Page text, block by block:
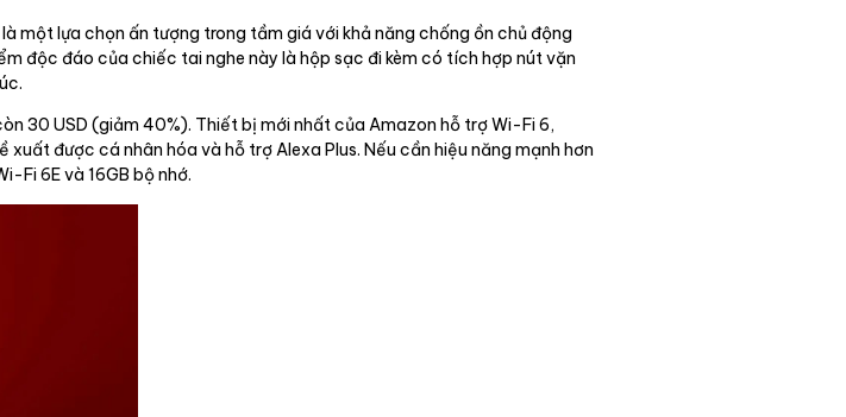
một lựa chọn ấn tượng trong tầm giá với khả năng chống ồn chủ động
độc đáo của chiếc tai nghe này là hộp sạc đi kèm có tích hợp nút vặn
30 USD (giảm 40%). Thiết bị mới nhất của Amazon hỗ trợ Wi-Fi 6,
được cá nhân hóa và hỗ trợ Alexa Plus. Nếu cần hiệu năng mạnh hơn
Fi 6E và 16GB bộ nhớ.